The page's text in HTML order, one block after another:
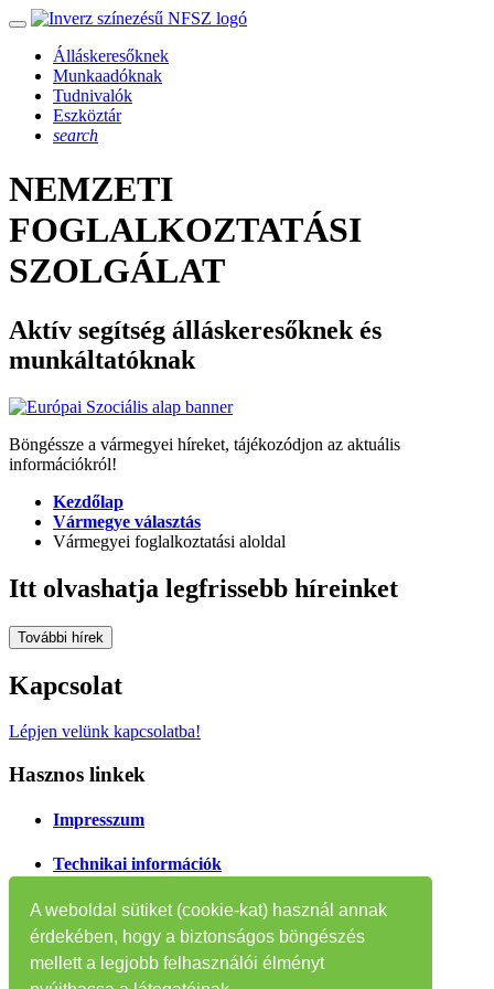
A weboldal sütiket (cookie-kat) használ annak
érdekében, hogy a biztonságos böngészés
mellett a legjobb felhasználói élményt
Álláskeresőknek
Munkaadóknak
Tudnivalók
Eszköztár
search
NEMZETI
FOGLALKOZTATÁSI
SZOLGÁLAT
Aktív segítség álláskeresőknek és
munkáltatóknak
Böngéssze a vármegyei híreket, tájékozódjon az aktuális
információkról!
Kezdőlap
Vármegye választás
Vármegyei foglalkoztatási aloldal
Itt olvashatja legfrissebb híreinket
További hírek
Kapcsolat
Lépjen velünk kapcsolatba!
Hasznos linkek
Impresszum
Technikai információk
Oldaltérkép
Tájékoztatók